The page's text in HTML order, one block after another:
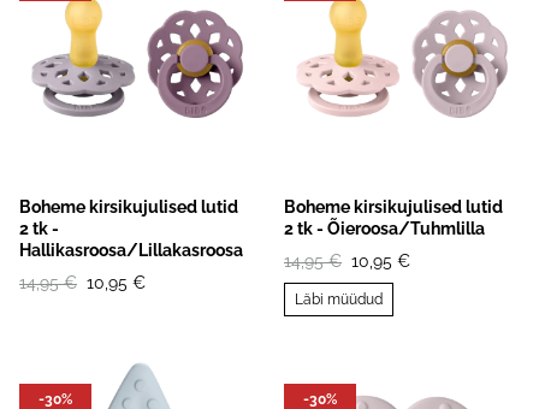
Boheme kirsikujulised lutid
2 tk -
Hallikasroosa/Lillakasroosa
14,95 € 10,95 €
Boheme kirsikujulised lutid
2 tk - Õieroosa/Tuhmlilla
14,95 € 10,95 €
Läbi müüdud
-30% -30%